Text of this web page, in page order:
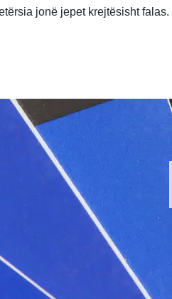
jonë jepet krejtësisht